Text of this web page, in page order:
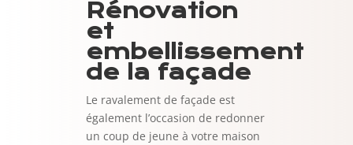
Rénovation
et
embellissement
de la façade
Le ravalement de façade est
également l’occasion de redonner
un coup de jeune à votre maison